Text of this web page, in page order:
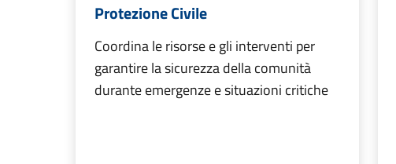
Protezione Civile
Coordina le risorse e gli interventi per
garantire la sicurezza della comunità
durante emergenze e situazioni critiche